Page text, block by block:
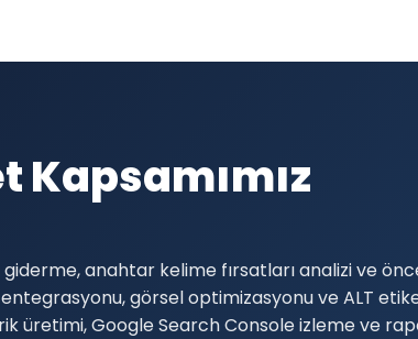
Kapsamımız
anahtar kelime fırsatları analizi ve
görsel optimizasyonu ve ALT
üretimi, Google Search Console izleme ve